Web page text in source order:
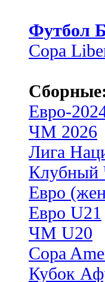
Футбол
Copa
Евро-
ЧМ 2026
Лига
Клубный
Евро
Евро U21
ЧМ U20
Copa
Кубок